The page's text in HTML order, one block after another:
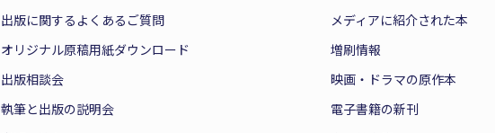
出版に関するよくあるご質問
オリジナル原稿用紙ダウンロード
出版相談会
執筆と出版の説明会
メディアに紹介された本
増刷情報
映画・ドラマの原作本
電子書籍の新刊